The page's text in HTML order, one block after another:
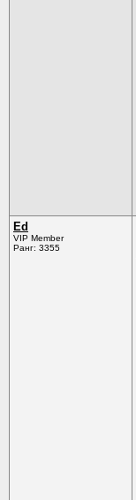
Ed
VIP Member
Ранг: 3355